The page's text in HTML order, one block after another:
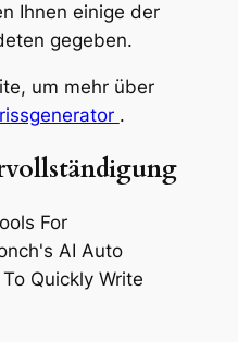
Ihnen einige der
gegeben.
um mehr über
.